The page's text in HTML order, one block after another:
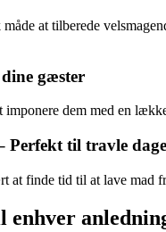
at tilberede
gæster
imponere dem med en
Perfekt til travle dage
at finde tid til at lave mad